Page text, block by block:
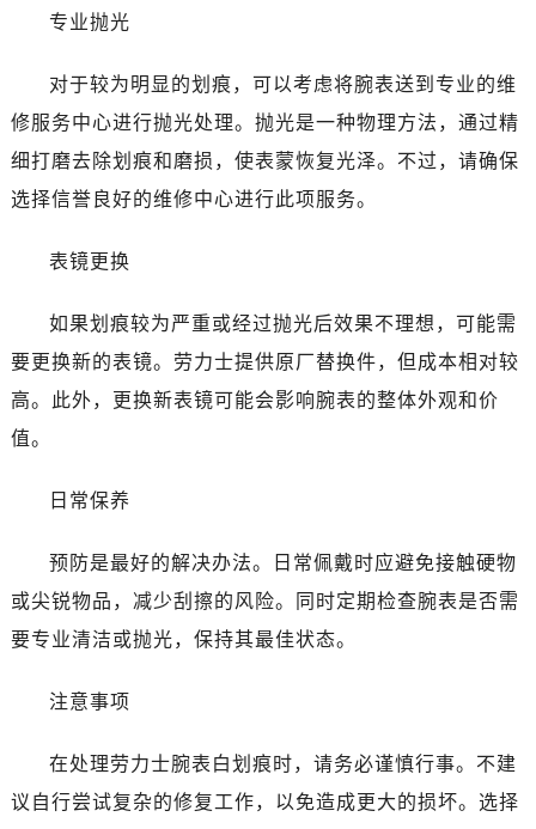
专业抛光
对于较为明显的划痕，可以考虑将腕表送到专业的维
修服务中心进行抛光处理。抛光是一种物理方法，通过精
细打磨去除划痕和磨损，使表蒙恢复光泽。不过，请确保
选择信誉良好的维修中心进行此项服务。
表镜更换
如果划痕较为严重或经过抛光后效果不理想，可能需
要更换新的表镜。劳力士提供原厂替换件，但成本相对较
高。此外，更换新表镜可能会影响腕表的整体外观和价
值。
日常保养
预防是最好的解决办法。日常佩戴时应避免接触硬物
或尖锐物品，减少刮擦的风险。同时定期检查腕表是否需
要专业清洁或抛光，保持其最佳状态。
注意事项
在处理劳力士腕表白划痕时，请务必谨慎行事。不建
议自行尝试复杂的修复工作，以免造成更大的损坏。选择